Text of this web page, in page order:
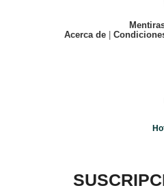
Acerca de